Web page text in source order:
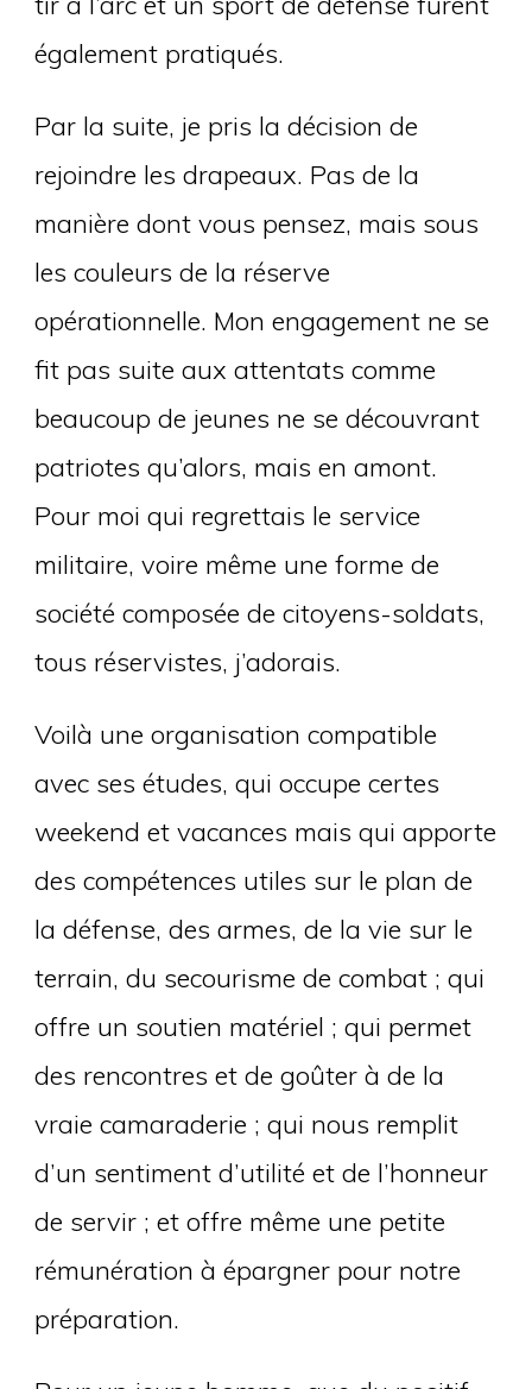
également pratiqués.
Par la suite, je pris la décision de
rejoindre les drapeaux. Pas de la
manière dont vous pensez, mais sous
les couleurs de la réserve
opérationnelle. Mon engagement ne se
fit pas suite aux attentats comme
beaucoup de jeunes ne se découvrant
patriotes qu’alors, mais en amont.
Pour moi qui regrettais le service
militaire, voire même une forme de
société composée de citoyens-soldats,
tous réservistes, j’adorais.
Voilà une organisation compatible
avec ses études, qui occupe certes
weekend et vacances mais qui apporte
des compétences utiles sur le plan de
la défense, des armes, de la vie sur le
terrain, du secourisme de combat ; qui
offre un soutien matériel ; qui permet
des rencontres et de goûter à de la
vraie camaraderie ; qui nous remplit
d’un sentiment d’utilité et de l’honneur
de servir ; et offre même une petite
rémunération à épargner pour notre
préparation.